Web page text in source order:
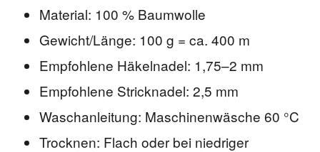
Material: 100 % Baumwolle
Gewicht/Länge: 100 g = ca. 400 m
Empfohlene Häkelnadel: 1,75–2 mm
Empfohlene Stricknadel: 2,5 mm
Waschanleitung: Maschinenwäsche 60 °C
Trocknen: Flach oder bei niedriger